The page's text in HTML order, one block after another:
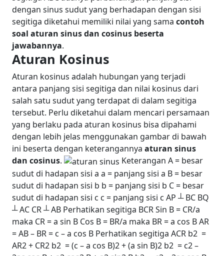
dengan sinus sudut yang berhadapan dengan sisi
segitiga diketahui memiliki nilai yang sama contoh
soal aturan sinus dan cosinus beserta
jawabannya.
Aturan Kosinus
Aturan kosinus adalah hubungan yang terjadi
antara panjang sisi segitiga dan nilai kosinus dari
salah satu sudut yang terdapat di dalam segitiga
tersebut. Perlu diketahui dalam mencari persamaan
yang berlaku pada aturan kosinus bisa dipahami
dengan lebih jelas menggunakan gambar di bawah
ini beserta dengan keterangannya aturan sinus
dan cosinus. Keterangan A = besar
sudut di hadapan sisi a a = panjang sisi a B = besar
sudut di hadapan sisi b b = panjang sisi b C = besar
sudut di hadapan sisi c c = panjang sisi c AP ┴ BC BQ
┴ AC CR ┴ AB Perhatikan segitiga BCRSin B = CR/a
maka CR = a sin B Cos B = BR/a maka BR = a cos BAR
= AB – BR = c – a cos B Perhatikan segitiga ACR b2 =
AR2 + CR2 b2 = (c – a cos B)2 + (a sin B)2 b2 = c2 –